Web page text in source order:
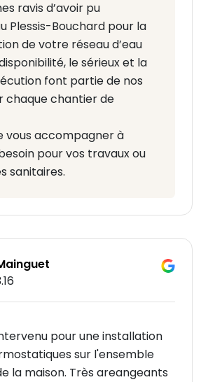
ravis d’avoir pu
Plessis-Bouchard pour la
de votre réseau d’eau
le sérieux et la
font partie de nos
chaque chantier de
vous accompagner à
pour vos travaux ou
sanitaires.
pour une installation
sur l'ensemble
la maison. Très areangeants